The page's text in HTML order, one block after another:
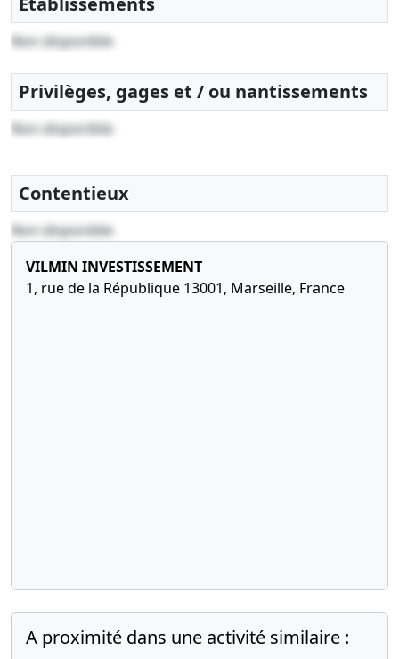
Non disponible
Privilèges, gages et / ou nantissements
Non disponible
Contentieux
Non disponible
VILMIN INVESTISSEMENT
1, rue de la République 13001, Marseille, France
A proximité dans une activité similaire :